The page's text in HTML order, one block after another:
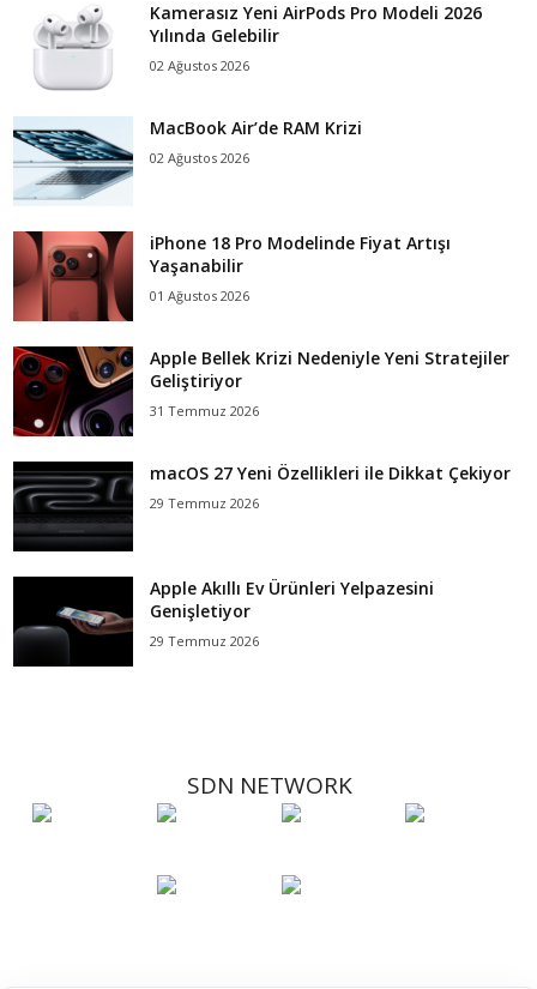
Kamerasız Yeni AirPods Pro Modeli 2026
Yılında Gelebilir
02 Ağustos 2026
MacBook Air’de RAM Krizi
02 Ağustos 2026
iPhone 18 Pro Modelinde Fiyat Artışı
Yaşanabilir
01 Ağustos 2026
Apple Bellek Krizi Nedeniyle Yeni Stratejiler
Geliştiriyor
31 Temmuz 2026
macOS 27 Yeni Özellikleri ile Dikkat Çekiyor
29 Temmuz 2026
Apple Akıllı Ev Ürünleri Yelpazesini
Genişletiyor
29 Temmuz 2026
SDN NETWORK